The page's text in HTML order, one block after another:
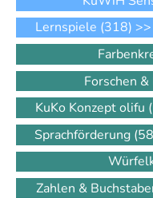
Lernspiele (318) >>
Forschen
KuKo Konzept olifu
Sprachförderung
Zahlen &